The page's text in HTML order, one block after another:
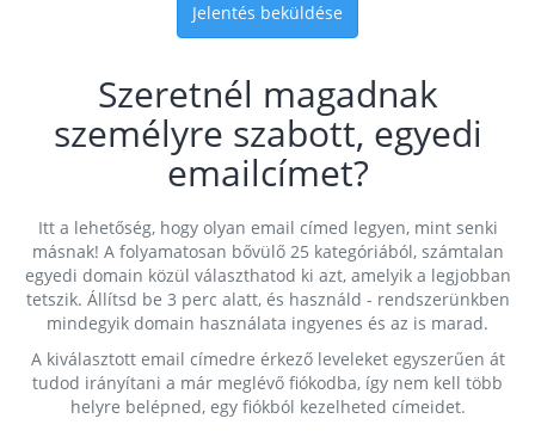
Jelentés beküldése
Szeretnél magadnak
személyre szabott, egyedi
emailcímet?
Itt a lehetőség, hogy olyan email címed legyen, mint senki
másnak! A folyamatosan bővülő 25 kategóriából, számtalan
egyedi domain közül választhatod ki azt, amelyik a legjobban
tetszik. Állítsd be 3 perc alatt, és használd - rendszerünkben
mindegyik domain használata ingyenes és az is marad.
A kiválasztott email címedre érkező leveleket egyszerűen át
tudod irányítani a már meglévő fiókodba, így nem kell több
helyre belépned, egy fiókból kezelheted címeidet.